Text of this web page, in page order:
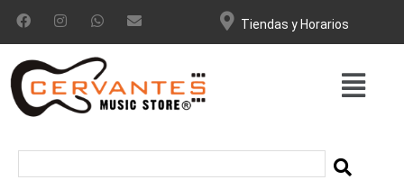
Tiendas y Horarios